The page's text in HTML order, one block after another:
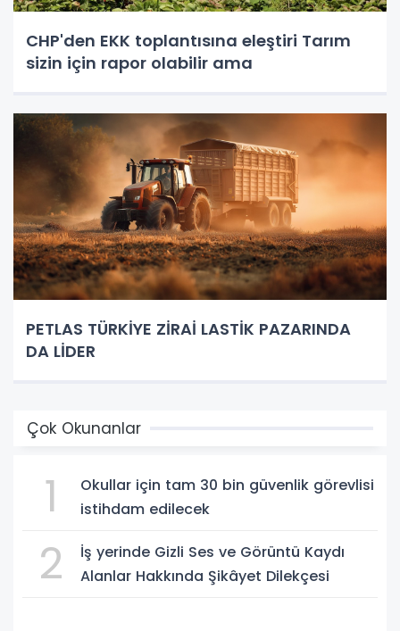
CHP'den EKK toplantısına eleştiri Tarım
sizin için rapor olabilir ama
PETLAS TÜRKİYE ZİRAİ LASTİK PAZARINDA
DA LİDER
Çok Okunanlar
1
Okullar için tam 30 bin güvenlik görevlisi
istihdam edilecek
2
İş yerinde Gizli Ses ve Görüntü Kaydı
Alanlar Hakkında Şikâyet Dilekçesi